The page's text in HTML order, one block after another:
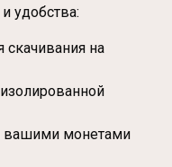
удобства:
на
вашими монетами